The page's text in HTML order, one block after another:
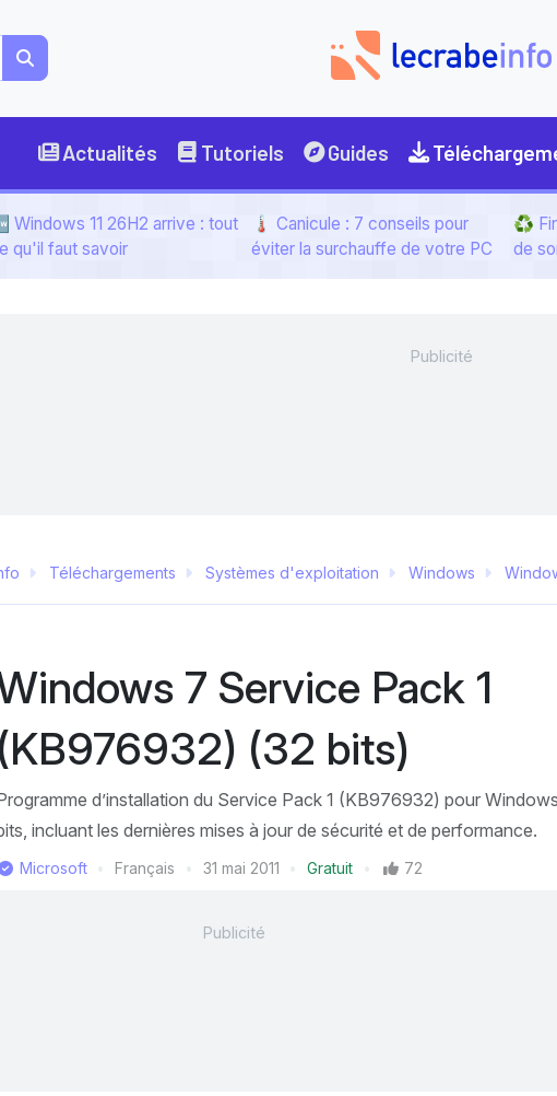
Actualités Tutoriels Guides
Windows 11 26H2 arrive : tout
qu'il faut savoir
🌡️ Canicule : 7 conseils pour
éviter la surchauffe de votre PC
♻️
de
Téléchargements Systèmes d'exploitation Windows
7 Service Pack 1
(KB976932) (32 bits)
d’installation du Service Pack 1 (KB976932) pour
incluant les dernières mises à jour de sécurité et de performance.
Microsoft
Français
31 mai 2011
Gratuit
72